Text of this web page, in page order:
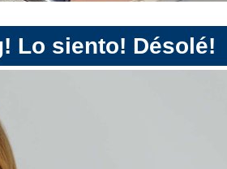
Lo siento! Désolé!